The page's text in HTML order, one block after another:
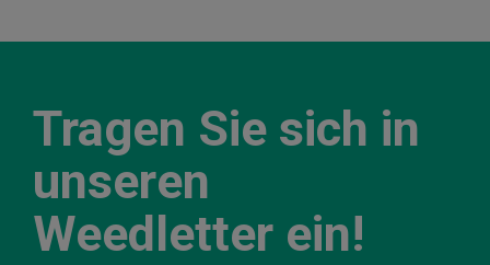
Tragen Sie sich in
unseren
Weedletter ein!